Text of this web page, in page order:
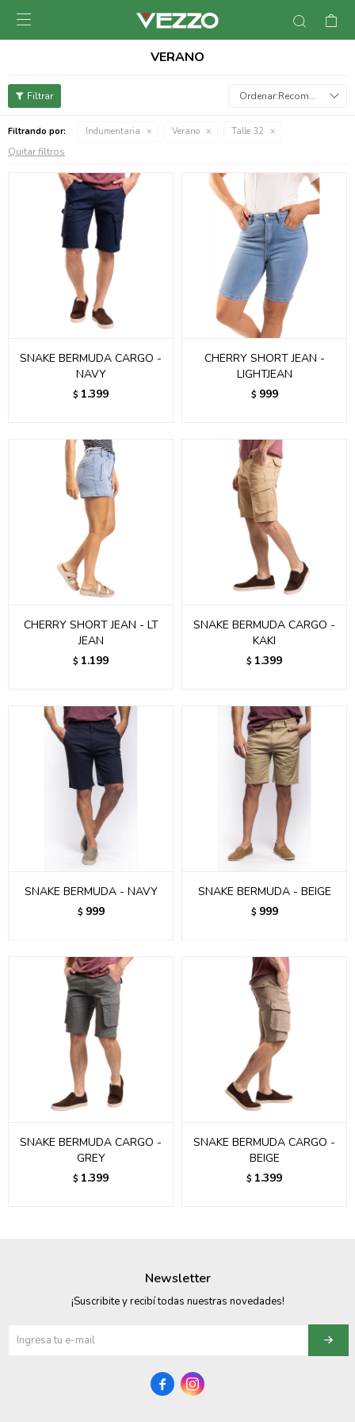

VERANO
Recomendados
Filtrando por: Indumentaria Verano Talle 32
Quitar filtros
SNAKE BERMUDA CARGO -
NAVY
$ 1.399
CHERRY SHORT JEAN -
LIGHTJEAN
$ 999
CHERRY SHORT JEAN - LT
JEAN
$ 1.199
SNAKE BERMUDA CARGO -
KAKI
$ 1.399
SNAKE BERMUDA - NAVY
$ 999
SNAKE BERMUDA - BEIGE
$ 999
SNAKE BERMUDA CARGO -
GREY
$ 1.399
SNAKE BERMUDA CARGO -
BEIGE
$ 1.399
Newsletter
¡Suscribite y recibí todas nuestras novedades!
 